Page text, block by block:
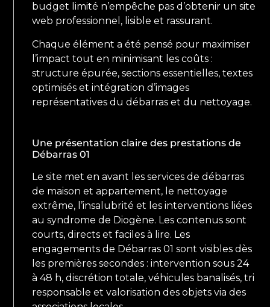
budget limité n’empêche pas d’obtenir un site
web professionnel, lisible et rassurant.
Chaque élément a été pensé pour maximiser
l’impact tout en minimisant les coûts :
structure épurée, sections essentielles, textes
optimisés et intégration d’images
représentatives du débarras et du nettoyage.
Une présentation claire des prestations de
Débarras 01
Le site met en avant les services de débarras
de maison et appartement, le nettoyage
extrême, l’insalubrité et les interventions liées
au syndrome de Diogène. Les contenus sont
courts, directs et faciles à lire. Les
engagements de Débarras 01 sont visibles dès
les premières secondes : intervention sous 24
à 48 h, discrétion totale, véhicules banalisés, tri
responsable et valorisation des objets via des